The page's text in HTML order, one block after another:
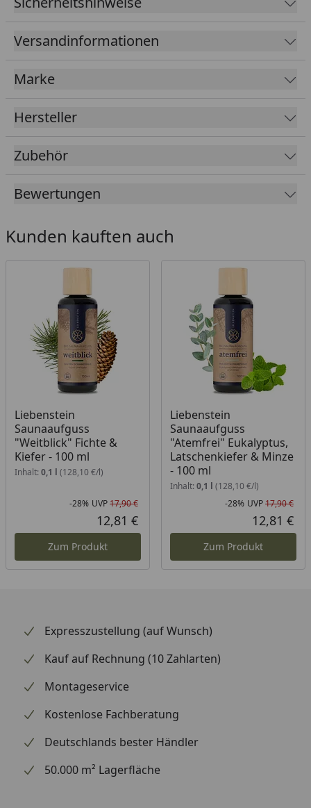
Versandinformationen
Marke
Hersteller
Zubehör
Bewertungen
Kunden kauften auch
Liebenstein
Saunaaufguss
"Weitblick" Fichte &
Kiefer - 100 ml
Inhalt: 0,1 l (128,10 €/l)
Rabatt in Prozent
-28%
Ursprünglicher Preis
UVP17,90 €
Aktueller Preis
12,81 €
Zum Produkt
Liebenstein
Saunaaufguss
"Atemfrei" Eukalyptus,
Latschenkiefer & Minze
- 100 ml
Inhalt: 0,1 l (128,10 €/l)
-28% UVP17,90 €
12,81 €
Zum Produkt
Expresszustellung (auf Wunsch)
Kauf auf Rechnung (10 Zahlarten)
Montageservice
Kostenlose Fachberatung
Deutschlands bester Händler
50.000 m² Lagerfläche